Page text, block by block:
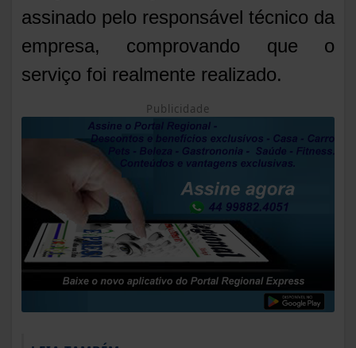
assinado pelo responsável técnico da
empresa, comprovando que o
serviço foi realmente realizado.
Publicidade